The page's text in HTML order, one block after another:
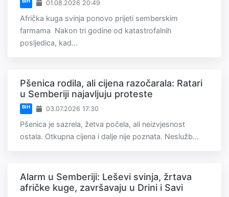
01.08.2026 20:49
Afrička kuga svinja ponovo prijeti semberskim
farmama Nakon tri godine od katastrofalnih
posljedica, kad...
Pšenica rodila, ali cijena razočarala: Ratari
u Semberiji najavljuju proteste
BiH 03.07.2026 17:30
Pšenica je sazrela, žetva počela, ali neizvjesnost
ostala. Otkupna cijena i dalje nije poznata. Neslužb...
Alarm u Semberiji: Leševi svinja, žrtava
afričke kuge, završavaju u Drini i Savi